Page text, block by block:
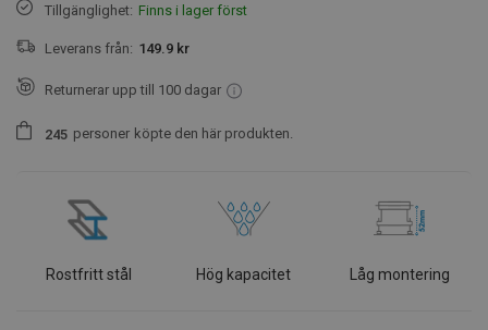
Tillgänglighet: Finns i lager först
Leverans från: 149.9 kr
Returnerar upp till 100 dagar
245 personer köpte den här produkten.
Rostfritt stål Hög kapacitet Låg montering